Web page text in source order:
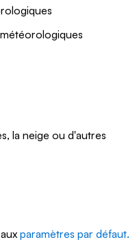
la neige ou d'autres
paramètres par défaut.